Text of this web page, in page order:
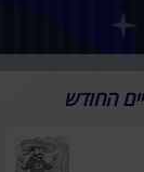
החודש